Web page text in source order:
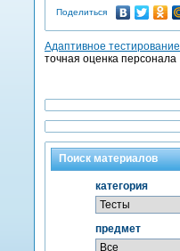
Поделиться
Адаптивное тестирование
точная оценка персонала
Поиск материалов
категория
предмет